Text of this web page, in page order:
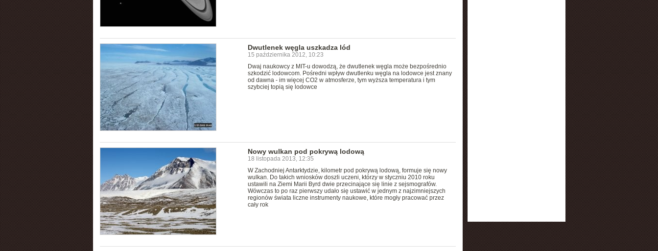
Dwutlenek węgla uszkadza lód
15 października 2012, 10:23
Dwaj naukowcy z MIT-u dowodzą, że dwutlenek węgla może bezpośrednio
szkodzić lodowcom. Pośredni wpływ dwutlenku węgla na lodowce jest znany
od dawna - im więcej CO2 w atmosferze, tym wyższa temperatura i tym
szybciej topią się lodowce
Nowy wulkan pod pokrywą lodową
18 listopada 2013, 12:35
W Zachodniej Antarktydzie, kilometr pod pokrywą lodową, formuje się nowy
wulkan. Do takich wniosków doszli uczeni, którzy w styczniu 2010 roku
ustawili na Ziemi Marii Byrd dwie przecinające się linie z sejsmografów.
Wówczas to po raz pierwszy udało się ustawić w jednym z najzimniejszych
regionów świata liczne instrumenty naukowe, które mogły pracować przez
cały rok